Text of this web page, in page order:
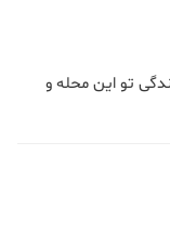
تو این محله و